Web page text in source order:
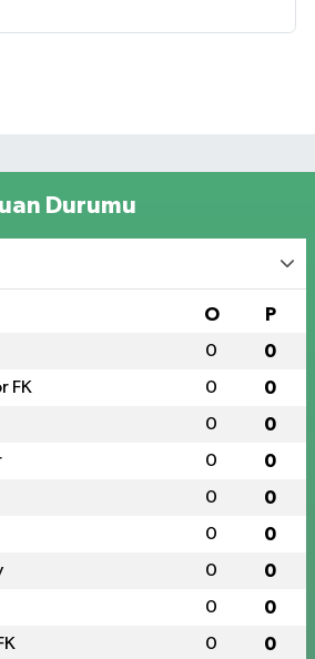
Durumu
O P
0 0
FK 0 0
0 0
0 0
0 0
0 0
0 0
0 0
0 0